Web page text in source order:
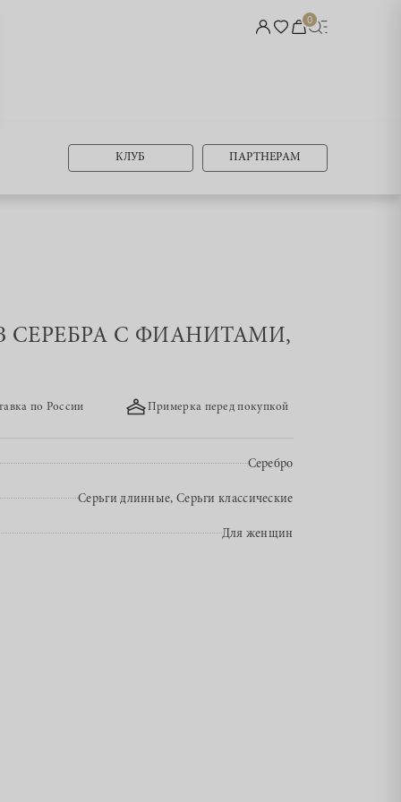
0
КЛУБ ПАРТНЕРАМ
СЕРЕБРА С ФИАНИТАМИ,
по России Примерка перед покупкой
Серебро
Серьги длинные, Серьги классические
Для женщин